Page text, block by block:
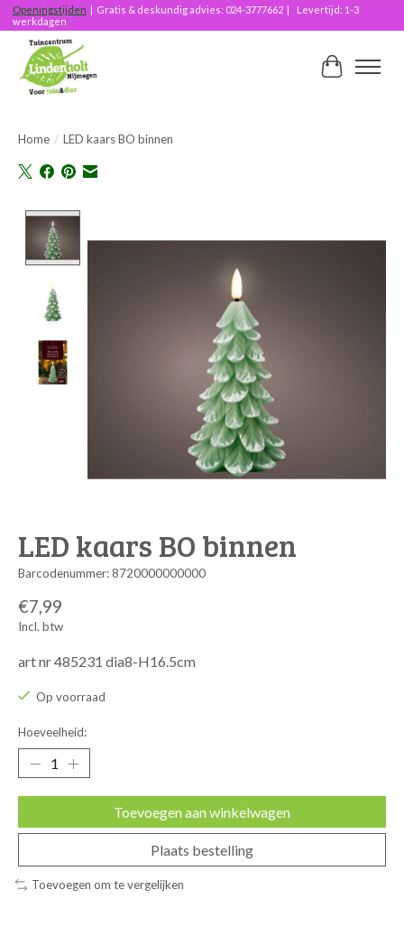
Openingstijden | Gratis & deskundig advies: 024-3777662 | Levertijd: 1-3
werkdagen
Home / LED kaars BO binnen
LED kaars BO binnen
Barcodenummer: 8720000000000
€7,99
Incl. btw
art nr 485231 dia8-H16.5cm
Op voorraad
Hoeveelheid:
Toevoegen aan winkelwagen
Plaats bestelling
Toevoegen om te vergelijken